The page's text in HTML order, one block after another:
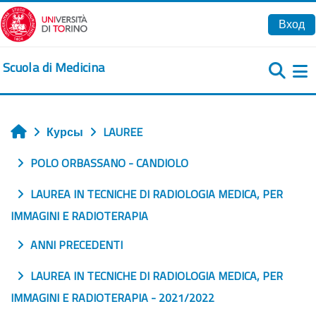
Перейти к основному содержанию
Вход
Scuola di Medicina
Главная
Курсы
LAUREE
POLO ORBASSANO - CANDIOLO
LAUREA IN TECNICHE DI RADIOLOGIA MEDICA, PER
IMMAGINI E RADIOTERAPIA
ANNI PRECEDENTI
LAUREA IN TECNICHE DI RADIOLOGIA MEDICA, PER
IMMAGINI E RADIOTERAPIA - 2021/2022